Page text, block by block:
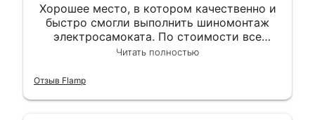
Хорошее место, в котором качественно и
быстро смогли выполнить шиномонтаж
электросамоката. По стоимости все
вышло вообще приемлемо хочу сказать.
Читать полностью
Отзыв Flamp